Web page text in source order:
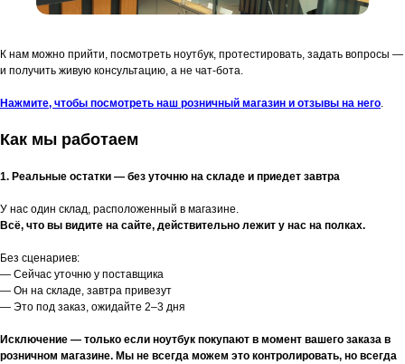
К нам можно прийти, посмотреть ноутбук, протестировать, задать вопросы —
и получить живую консультацию, а не чат-бота.
Нажмите, чтобы посмотреть наш розничный магазин и отзывы на него.
Как мы работаем
1. Реальные остатки — без уточню на складе и приедет завтра
У нас один склад, расположенный в магазине.
Всё, что вы видите на сайте, действительно лежит у нас на полках.
Без сценариев:
— Сейчас уточню у поставщика
— Он на складе, завтра привезут
— Это под заказ, ожидайте 2–3 дня
Исключение — только если ноутбук покупают в момент вашего заказа в
розничном магазине. Мы не всегда можем это контролировать, но всегда